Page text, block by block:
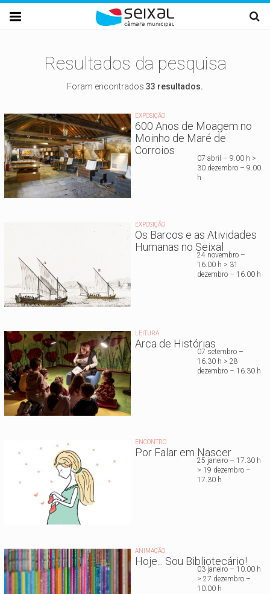
Passar para o conteúdo principal

Resultados da pesquisa
Foram encontrados 33 resultados.
EXPOSIÇÃO
600 Anos de Moagem no
Moinho de Maré de
Corroios
07 abril – 9.00 h >
30 dezembro – 9.00
h
EXPOSIÇÃO
Os Barcos e as Atividades
Humanas no Seixal
24 novembro –
16.00 h > 31
dezembro – 16.00 h
LEITURA
Arca de Histórias
07 setembro –
16.30 h > 28
dezembro – 16.30 h
ENCONTRO
Por Falar em Nascer
25 janeiro – 17.30 h
> 19 dezembro –
17.30 h
ANIMAÇÃO
Hoje... Sou Bibliotecário!
03 janeiro – 10.00 h
> 27 dezembro –
10.00 h